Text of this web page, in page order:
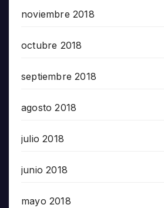
noviembre 2018
octubre 2018
septiembre 2018
agosto 2018
julio 2018
junio 2018
mayo 2018